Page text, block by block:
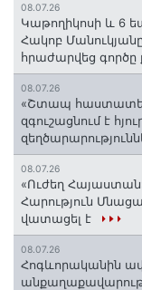
08.07.26
️Կաթողիկոսի և 6
Հակոբ
հրաժարվեց գործը
08.07.26
«Շտապ հաստատեք
զգուշացնում է
08.07.26
«Ուժեղ
Հարություն
վատացել է
08.07.26
Հոգևորականին